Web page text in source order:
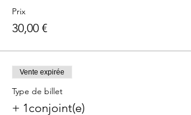
Prix
30,00 €
Vente expirée
Type de billet
+ 1conjoint(e)